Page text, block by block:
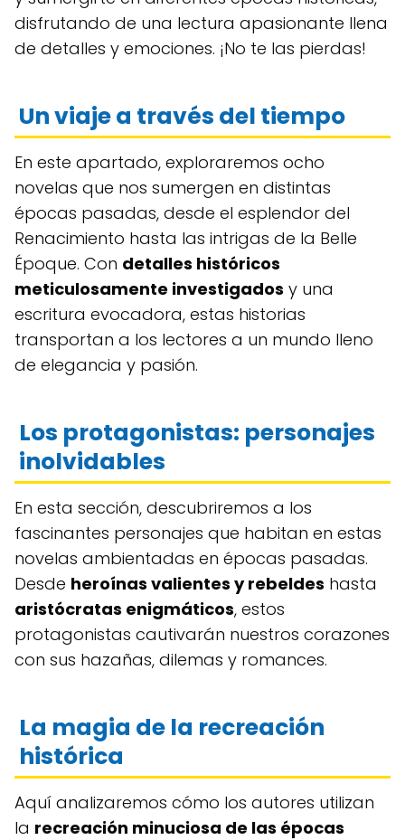
disfrutando de una lectura apasionante llena
de detalles y emociones. ¡No te las pierdas!
Un viaje a través del tiempo
En este apartado, exploraremos ocho
novelas que nos sumergen en distintas
épocas pasadas, desde el esplendor del
Renacimiento hasta las intrigas de la Belle
Époque. Con detalles históricos
meticulosamente investigados y una
escritura evocadora, estas historias
transportan a los lectores a un mundo lleno
de elegancia y pasión.
Los protagonistas: personajes
inolvidables
En esta sección, descubriremos a los
fascinantes personajes que habitan en estas
novelas ambientadas en épocas pasadas.
Desde heroínas valientes y rebeldes hasta
aristócratas enigmáticos, estos
protagonistas cautivarán nuestros corazones
con sus hazañas, dilemas y romances.
La magia de la recreación
histórica
Aquí analizaremos cómo los autores utilizan
la recreación minuciosa de las épocas